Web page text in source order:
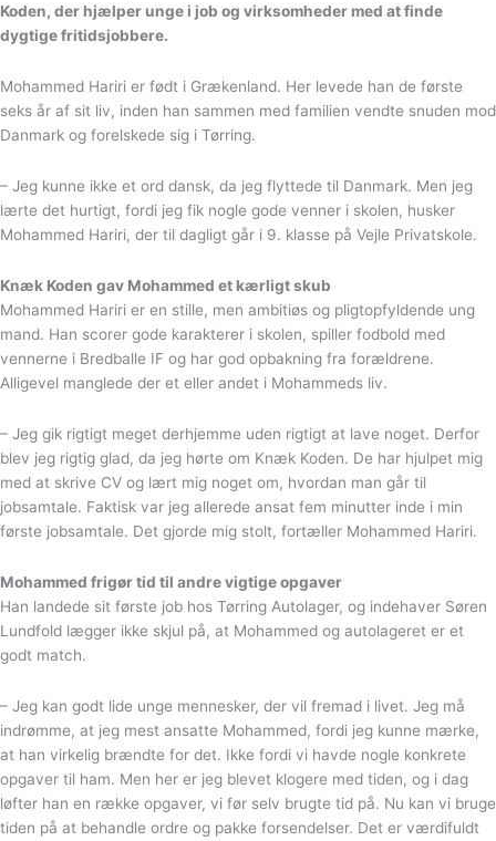
Koden, der hjælper unge i job og virksomheder med at finde
dygtige fritidsjobbere.
Mohammed Hariri er født i Grækenland. Her levede han de første
seks år af sit liv, inden han sammen med familien vendte snuden mod
Danmark og forelskede sig i Tørring.
– Jeg kunne ikke et ord dansk, da jeg flyttede til Danmark. Men jeg
lærte det hurtigt, fordi jeg fik nogle gode venner i skolen, husker
Mohammed Hariri, der til dagligt går i 9. klasse på Vejle Privatskole.
Knæk Koden gav Mohammed et kærligt skub
Mohammed Hariri er en stille, men ambitiøs og pligtopfyldende ung
mand. Han scorer gode karakterer i skolen, spiller fodbold med
vennerne i Bredballe IF og har god opbakning fra forældrene.
Alligevel manglede der et eller andet i Mohammeds liv.
– Jeg gik rigtigt meget derhjemme uden rigtigt at lave noget. Derfor
blev jeg rigtig glad, da jeg hørte om Knæk Koden. De har hjulpet mig
med at skrive CV og lært mig noget om, hvordan man går til
jobsamtale. Faktisk var jeg allerede ansat fem minutter inde i min
første jobsamtale. Det gjorde mig stolt, fortæller Mohammed Hariri.
Mohammed frigør tid til andre vigtige opgaver
Han landede sit første job hos Tørring Autolager, og indehaver Søren
Lundfold lægger ikke skjul på, at Mohammed og autolageret er et
godt match.
– Jeg kan godt lide unge mennesker, der vil fremad i livet. Jeg må
indrømme, at jeg mest ansatte Mohammed, fordi jeg kunne mærke,
at han virkelig brændte for det. Ikke fordi vi havde nogle konkrete
opgaver til ham. Men her er jeg blevet klogere med tiden, og i dag
løfter han en række opgaver, vi før selv brugte tid på. Nu kan vi bruge
tiden på at behandle ordre og pakke forsendelser. Det er værdifuldt